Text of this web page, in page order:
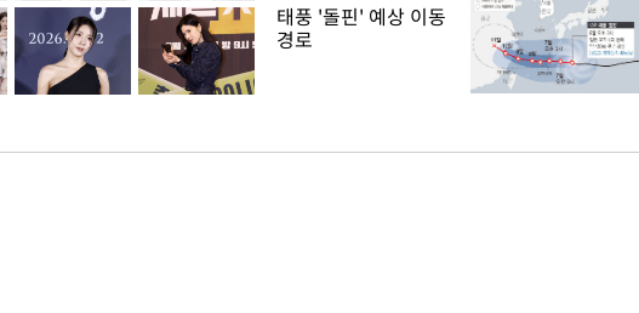
태풍 '돌핀' 예상 이동
경로